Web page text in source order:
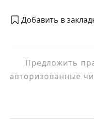
Добавить в
Предложить
авторизованные